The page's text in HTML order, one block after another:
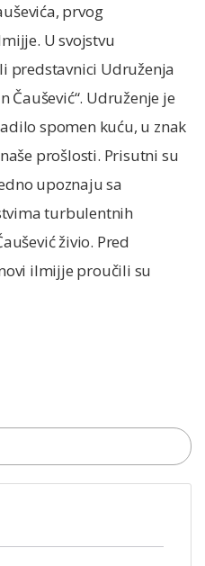
prvog
U svojstvu
predstavnici Udruženja
Čaušević“. Udruženje je
spomen kuću, u znak
prošlosti. Prisutni su
upoznaju sa
turbulentnih
živio. Pred
ilmijje proučili su